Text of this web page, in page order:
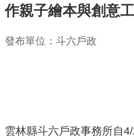
機
簡
作親子繪本與創意
發布單位：斗六戶政
雲林縣斗六戶政事務所自